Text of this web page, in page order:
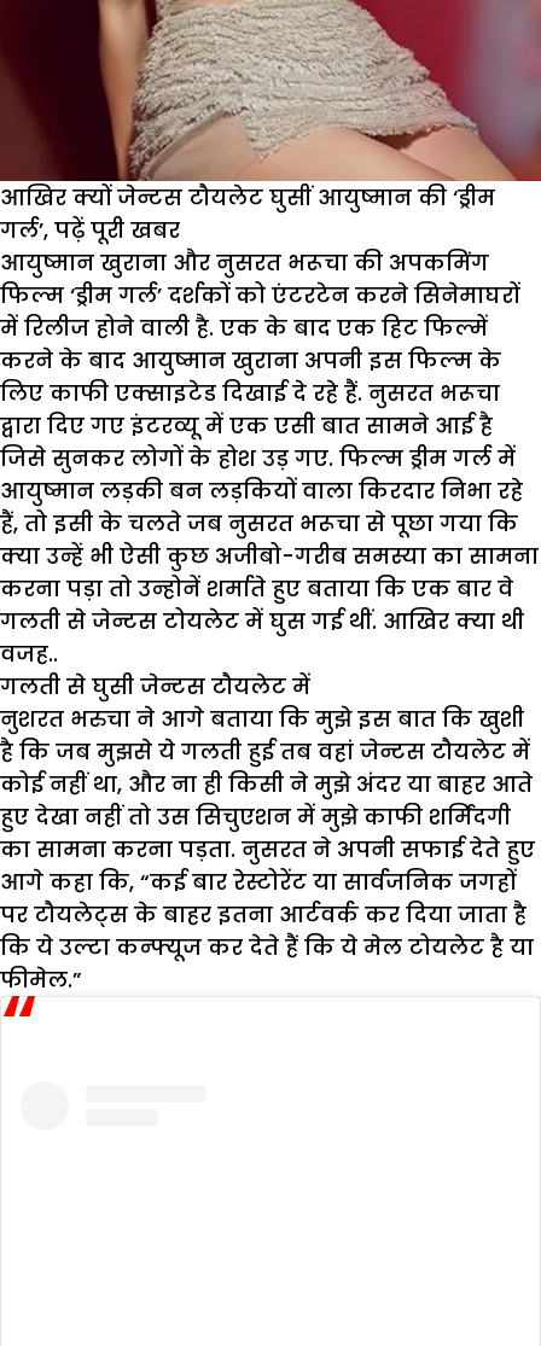
आखिर क्यों जेन्टस टौयलेट घुसीं आयुष्मान की ‘ड्रीम
गर्ल’, पढ़ें पूरी खबर
आयुष्मान खुराना और नुसरत भरूचा की अपकमिंग
फिल्म ‘ड्रीम गर्ल’ दर्शकों को एंटरटेन करने सिनेमाघरों
में रिलीज होने वाली है. एक के बाद एक हिट फिल्में
करने के बाद आयुष्मान खुराना अपनी इस फिल्म के
लिए काफी एक्साइटेड दिखाई दे रहे हैं. नुसरत भरूचा
द्वारा दिए गए इंटरव्यू में एक एसी बात सामने आई है
जिसे सुनकर लोगों के होश उड़ गए. फिल्म ड्रीम गर्ल में
आयुष्मान लड़की बन लड़कियों वाला किरदार निभा रहे
हैं, तो इसी के चलते जब नुसरत भरूचा से पूछा गया कि
क्या उन्हें भी ऐसी कुछ अजीबो-गरीब समस्या का सामना
करना पड़ा तो उन्होनें शर्माते हुए बताया कि एक बार वे
गलती से जेन्टस टोयलेट में घुस गई थीं. आखिर क्या थी
वजह..
गलती से घुसी जेन्टस टौयलेट में
नुशरत भरुचा ने आगे बताया कि मुझे इस बात कि खुशी
है कि जब मुझसे ये गलती हुई तब वहां जेन्टस टौयलेट में
कोई नहीं था, और ना ही किसी ने मुझे अंदर या बाहर आते
हुए देखा नहीं तो उस सिचुएशन में मुझे काफी शर्मिंदगी
का सामना करना पड़ता. नुसरत ने अपनी सफाई देते हुए
आगे कहा कि, “कई बार रेस्टोरेंट या सार्वजनिक जगहों
पर टौयलेट्स के बाहर इतना आर्टवर्क कर दिया जाता है
कि ये उल्टा कन्फ्यूज कर देते हैं कि ये मेल टोयलेट है या
फीमेल.”